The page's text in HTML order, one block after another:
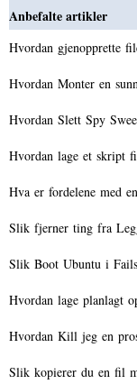
Anbefalte artikler
Hvordan gjenopprette
Hvordan Monter en
Hvordan Slett Spy
Hvordan lage et skript
Hva er fordelene med
Slik fjerner ting fra
Slik Boot Ubuntu i
Hvordan lage planlagt
Hvordan Kill jeg en
Slik kopierer du en fil